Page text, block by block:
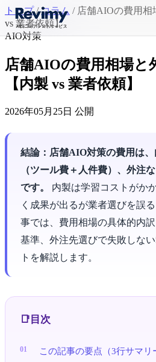
トップ / コラム / 店舗AIOの費用相
vs 業者依頼】
AIO対策
店舗AIOの費用相場と
【内製 vs 業者依頼】
2026年05月25日 公開
結論：店舗AIO対策の費用は、
（ツール費＋人件費）、外注
です。
内製は学習コストがか
く成果が出るが業者選びを誤
事では、費用相場の具体的内
基準、外注先選びで失敗しな
トを解説します。
目次
この記事の要点（3行サマリ